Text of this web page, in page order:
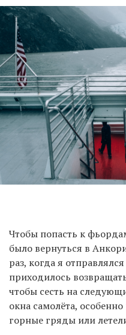
Чтобы попасть к
было вернуться в
раз, когда я
приходилось
чтобы сесть на
окна самолёта,
горные гряды или